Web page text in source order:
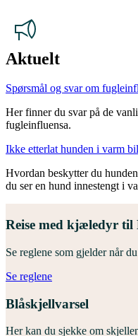
Aktuelt
Spørsmål og svar om
Her finner du svar på de
fugleinfluensa.
Ikke etterlat hunden i varm bil
Hvordan beskytter du
du ser en hund innestengt i
Reise med kjæledyr til
Se reglene som gjelder når
Se reglene
Blåskjellvarsel
Her kan du sjekke om